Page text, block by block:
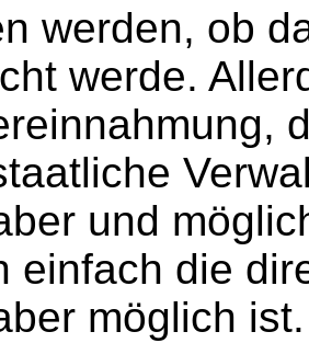
werden, ob
werde.
und
einfach die
möglich ist.